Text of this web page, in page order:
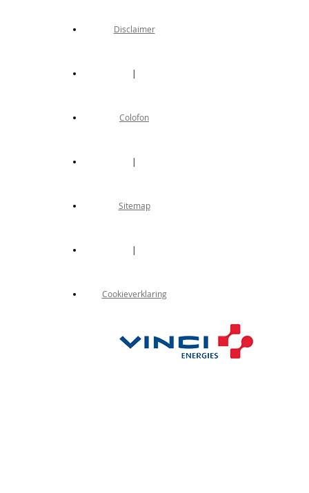
Disclaimer
|
Colofon
|
Sitemap
|
Cookieverklaring